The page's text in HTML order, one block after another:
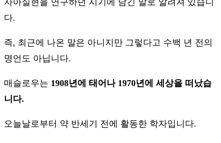
자아실현을 연구하던 시기에 남긴 말로 알려져 있습니
다.
즉, 최근에 나온 말은 아니지만 그렇다고 수백 년 전의
명언도 아닙니다.
매슬로우는 1908년에 태어나 1970년에 세상을 떠났습
니다.
오늘날로부터 약 반세기 전에 활동한 학자입니다.